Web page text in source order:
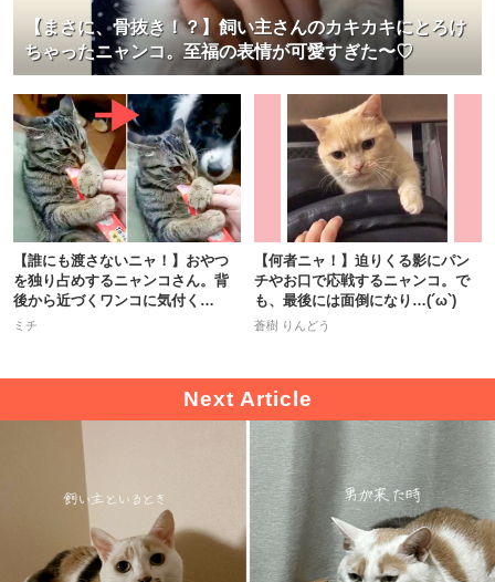
【まさに、骨抜き！？】飼い主さんのカキカキにとろけ
ちゃったニャンコ。至福の表情が可愛すぎた〜♡
【誰にも渡さないニャ！】おやつ
を独り占めするニャンコさん。背
後から近づくワンコに気付く
と…！？
ミチ
【何者ニャ！】迫りくる影にパン
チやお口で応戦するニャンコ。で
も、最後には面倒になり…(´ω`)
蒼樹 りんどう